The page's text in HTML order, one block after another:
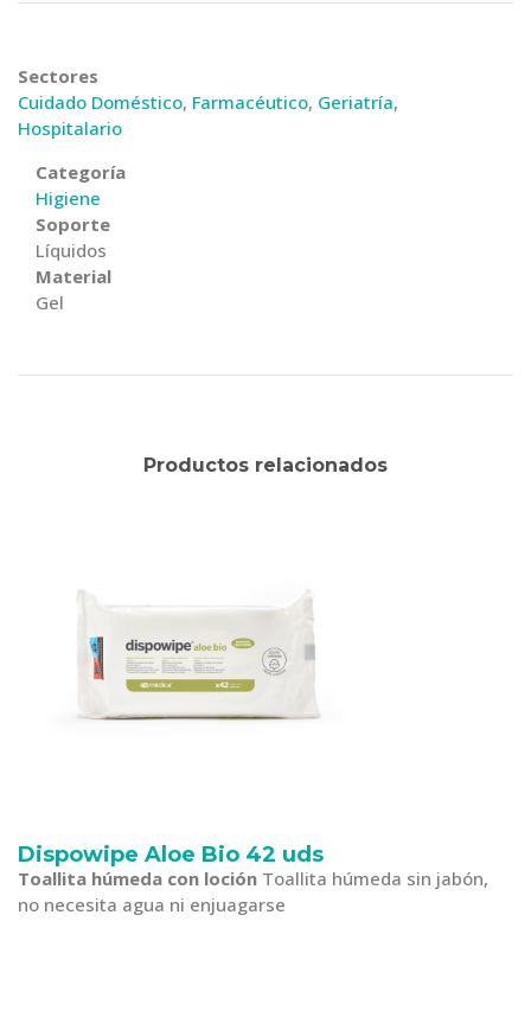
Sectores
Cuidado Doméstico, Farmacéutico, Geriatría,
Hospitalario
Categoría
Higiene
Soporte
Líquidos
Material
Gel
Productos relacionados
Dispowipe Aloe Bio 42 uds
Toallita húmeda con loción Toallita húmeda sin jabón,
no necesita agua ni enjuagarse